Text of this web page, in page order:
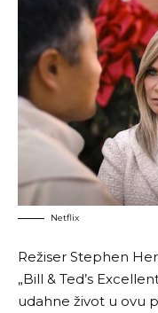
Netflix
Režiser Stephen
„Bill & Ted’s
udahne život u ovu